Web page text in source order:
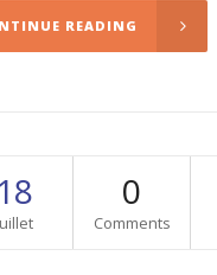
READING
18 0
Comments